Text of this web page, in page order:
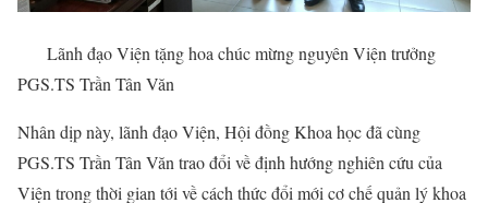
Lãnh đạo Viện tặng hoa chúc mừng nguyên Viện trưởng
PGS.TS Trần Tân Văn
Nhân dịp này, lãnh đạo Viện, Hội đồng Khoa học đã cùng
PGS.TS Trần Tân Văn trao đổi về định hướng nghiên cứu của
Viện trong thời gian tới về cách thức đổi mới cơ chế quản lý khoa